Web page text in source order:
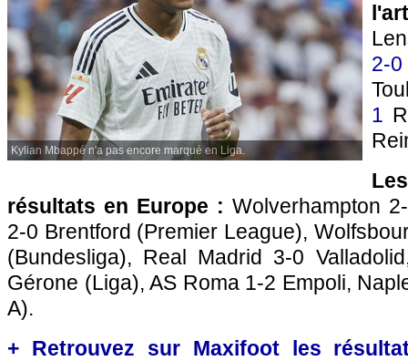
Kylian Mbappé n'a pas encore marqué en Liga.
2-0
1
résultats en Europe : Wolverhampton
2-0 Brentford (Premier League),
(Bundesliga), Real Madrid 3-0
Gérone (Liga), AS Roma 1-2 Empoli,
A).
+ Retrouvez sur Maxifoot les